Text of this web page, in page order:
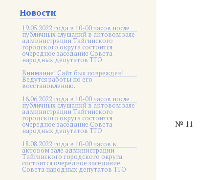
Новости
19.05.2022 года в 10-00 часов после
публичных слушаний в актовом зале
администрации Тайгинского
городского округа состоится
очередное заседание Совета
народных депутатов ТГО
Внимание! Сайт был поврежден!
Ведутся работы по его
восстановлению.
16.06.2022 года в 10-00 часов после
публичных слушаний в актовом зале
администрации Тайгинского
городского округа состоится
очередное заседание Совета
народных депутатов ТГО
18.08.2022 года в 10-00 часов в
актовом зале администрации
Тайгинского городского округа
состоится очередное заседание
Совета народных депутатов ТГО
№ 11